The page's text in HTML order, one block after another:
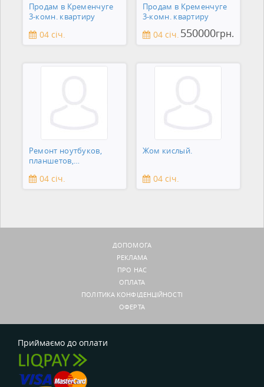
Продам в Кременчуге
3-комн. квартиру
04 січ.
Продам в Кременчуге
3-комн. квартиру
04 січ. 550000грн.
Ремонт ноутбуков,
планшетов,
зеркальны
04 січ.
Жом кислый.
04 січ.
ДОПОМОГА
РЕКЛАМА
ПРО НАС
ОПЛАТА
ПОЛІТИКА КОНФІДЕНЦІЙНОСТІ
ОФЕРТА
Приймаємо до оплати